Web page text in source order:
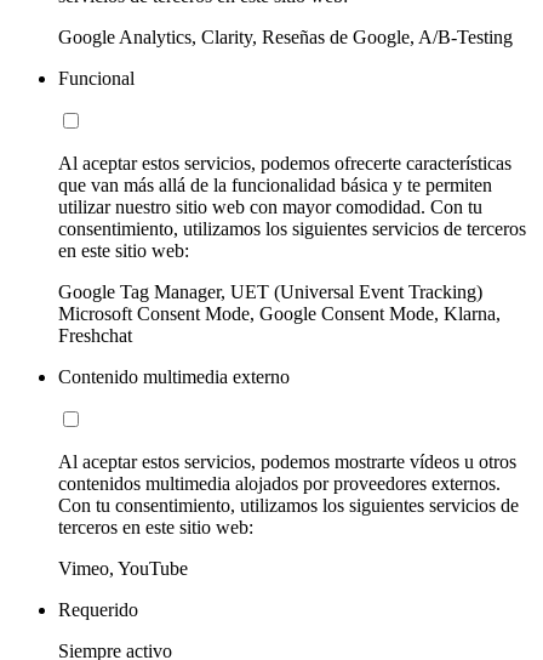
Google Analytics, Clarity, Reseñas de Google, A/B-Testing
Funcional
Al aceptar estos servicios, podemos ofrecerte características
que van más allá de la funcionalidad básica y te permiten
utilizar nuestro sitio web con mayor comodidad. Con tu
consentimiento, utilizamos los siguientes servicios de terceros
en este sitio web:
Google Tag Manager, UET (Universal Event Tracking)
Microsoft Consent Mode, Google Consent Mode, Klarna,
Freshchat
Contenido multimedia externo
Al aceptar estos servicios, podemos mostrarte vídeos u otros
contenidos multimedia alojados por proveedores externos.
Con tu consentimiento, utilizamos los siguientes servicios de
terceros en este sitio web:
Vimeo, YouTube
Requerido
Siempre activo